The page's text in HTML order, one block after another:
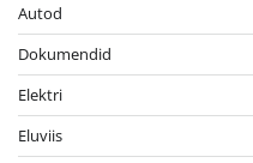
Autod
Dokumendid
Elektri
Eluviis